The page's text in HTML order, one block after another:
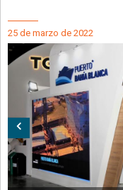
25 de marzo de 2022
Anterior